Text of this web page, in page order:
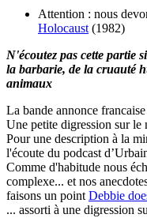
Attention : nous
Holocaust (1982)
N'écoutez pas cette partie
la barbarie, de la cruauté
animaux
La bande annonce
Une petite digression sur le
Pour une description à la
l'écoute du podcast
Comme d'habitude nous
complexe... et nos
faisons un point Debbie
... assorti à une digression